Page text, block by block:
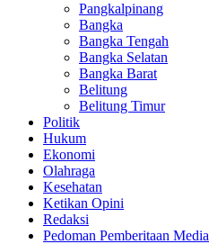
Pangkalpinang
Bangka
Bangka Tengah
Bangka Selatan
Bangka Barat
Belitung
Belitung Timur
Politik
Hukum
Ekonomi
Olahraga
Kesehatan
Ketikan Opini
Redaksi
Pedoman Pemberitaan